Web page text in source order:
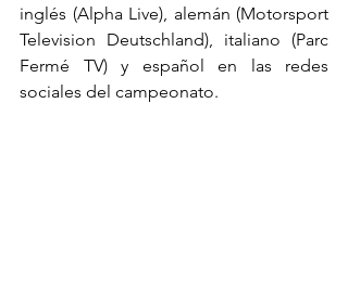
inglés (Alpha Live), alemán (Motorsport
Television Deutschland), italiano (Parc
Fermé TV) y español en las redes
sociales del campeonato.